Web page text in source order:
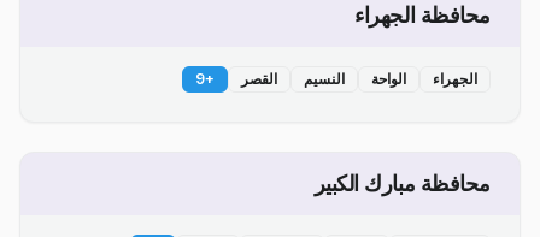
محافظة الجهراء
الجهراء الواحة النسيم القصر +
9
محافظة مبارك الكبير